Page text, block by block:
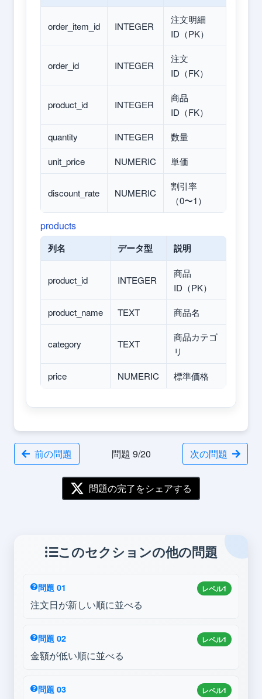
order_item_id INTEGER
注文明細
ID（PK）
order_id INTEGER
注文
ID（FK）
product_id INTEGER
商品
ID（FK）
quantity
INTEGER
数量
unit_price
NUMERIC 単価
discount_rate NUMERIC
割引率
（0〜1）
products
列名 データ型 説明
product_id INTEGER
商品
ID（PK）
product_name
TEXT 商品名
category TEXT
商品カテゴ
リ
price
NUMERIC 標準価格
前の問題 問題 9/20 次の問題
問題の完了をシェアする
このセクションの他の問題
レベル1
問題 01
注文日が新しい順に並べる
レベル1
問題 02
金額が低い順に並べる
レベル1
問題 03